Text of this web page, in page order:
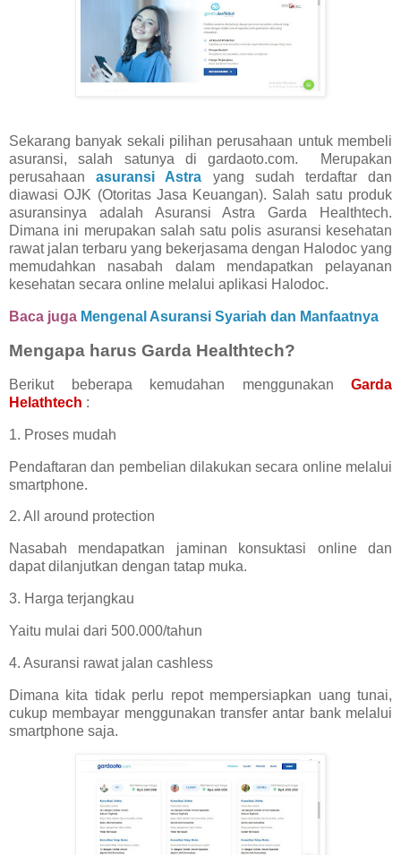
Sekarang banyak sekali pilihan perusahaan untuk membeli
asuransi, salah satunya di gardaoto.com. Merupakan
perusahaanasuransi Astra
yang sudah terdaftar dan
diawasi OJK (Otoritas Jasa Keuangan). Salah satu produk
asuransinya adalah Asuransi AstraGarda Healthtech.
Dimana ini merupakan salah satu polis asuransi kesehatan
rawat jalan terbaru yang bekerjasama dengan Halodoc yang
memudahkan nasabah dalam mendapatkan pelayanan
kesehatan secara online melalui aplikasi Halodoc.
Baca juga Mengenal Asuransi Syariah dan Manfaatnya
Mengapa harus Garda Healthtech?
Berikut beberapa kemudahan menggunakan Garda
Helathtech :
1. Proses mudah
Pendaftaran dan pembelian dilakukan secara online melalui
smartphone.
2. All around protection
Nasabah mendapatkan jaminan konsuktasi online dan
dapat dilanjutkan dengan tatap muka.
3. Harga terjangkau
Yaitu mulai dari 500.000/tahun
4. Asuransi rawat jalan cashless
Dimana kita tidak perlu repot mempersiapkan uang tunai,
cukup membayar menggunakan transfer antar bank melalui
smartphone saja.